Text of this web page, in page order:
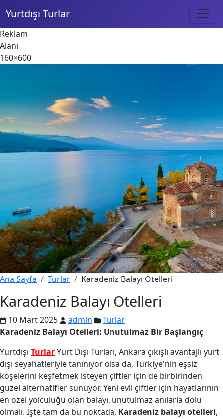
Yurtdışı Turlar
Reklam
Alanı
160×600
Ana Sayfa Turlar Karadeniz Balayı Otelleri
Karadeniz Balayı Otelleri
10 Mart 2025 admin
Turlar
Karadeniz Balayı Otelleri: Unutulmaz Bir Başlangıç
Yurtdışı TurlarYurt Dışı Turları, Ankara çıkışlı avantajlı yurt
dışı seyahatleriyle tanınıyor olsa da, Türkiye'nin eşsiz
köşelerini keşfetmek isteyen çiftler için de birbirinden
güzel alternatifler sunuyor. Yeni evli çiftler için hayatlarının
en özel yolculuğu olan balayı, unutulmaz anılarla dolu
olmalı. İşte tam da bu noktada, Karadeniz balayı otelleri,